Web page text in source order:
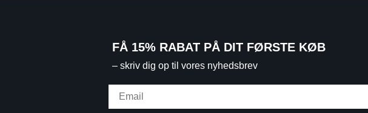
FÅ 15% RABAT PÅ DIT FØRSTE KØB
– skriv dig op til vores nyhedsbrev